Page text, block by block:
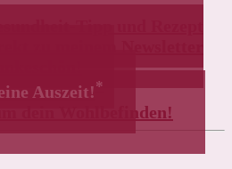
Auszeit!*
dein Wohlbefinden!